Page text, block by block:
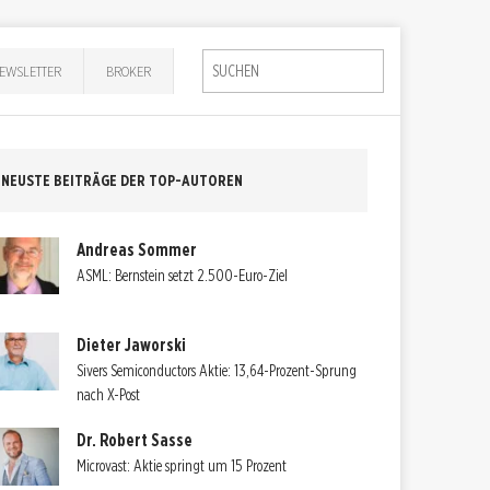
BROKER
NEUSTE BEITRÄGE DER TOP-AUTOREN
Andreas Sommer
ASML: Bernstein setzt 2.500-Euro-Ziel
Dieter Jaworski
Sivers Semiconductors Aktie: 13,64-Prozent-Sprung
nach X-Post
Dr. Robert Sasse
Microvast: Aktie springt um 15 Prozent